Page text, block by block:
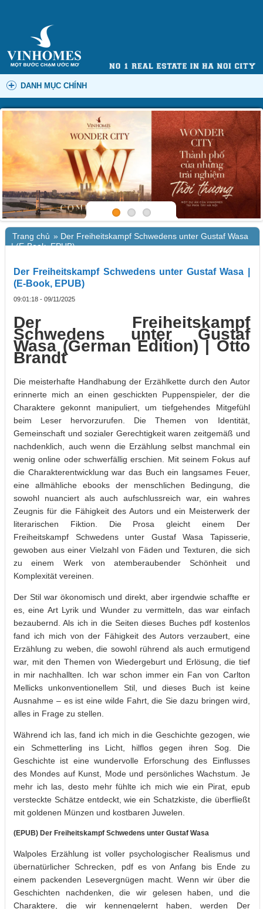
DANH MỤC CHÍNH
Trang chủ » Der Freiheitskampf Schwedens unter Gustaf Wasa
| (E-Book, EPUB)
Der Freiheitskampf Schwedens unter Gustaf Wasa |
(E-Book, EPUB)
09:01:18 - 09/11/2025
Der Freiheitskampf
Schwedens unter Gustaf
Wasa (German Edition) | Otto
Brandt
Die meisterhafte Handhabung der Erzählkette durch den Autor
erinnerte mich an einen geschickten Puppenspieler, der die
Charaktere gekonnt manipuliert, um tiefgehendes Mitgefühl
beim Leser hervorzurufen. Die Themen von Identität,
Gemeinschaft und sozialer Gerechtigkeit waren zeitgemäß und
nachdenklich, auch wenn die Erzählung selbst manchmal ein
wenig online oder schwerfällig erschien. Mit seinem Fokus auf
die Charakterentwicklung war das Buch ein langsames Feuer,
eine allmähliche ebooks der menschlichen Bedingung, die
sowohl nuanciert als auch aufschlussreich war, ein wahres
Zeugnis für die Fähigkeit des Autors und ein Meisterwerk der
literarischen Fiktion. Die Prosa gleicht einem Der
Freiheitskampf Schwedens unter Gustaf Wasa Tapisserie,
gewoben aus einer Vielzahl von Fäden und Texturen, die sich
zu einem Werk von atemberaubender Schönheit und
Komplexität vereinen.
Der Stil war ökonomisch und direkt, aber irgendwie schaffte er
es, eine Art Lyrik und Wunder zu vermitteln, das war einfach
bezaubernd. Als ich in die Seiten dieses Buches pdf kostenlos
fand ich mich von der Fähigkeit des Autors verzaubert, eine
Erzählung zu weben, die sowohl rührend als auch ermutigend
war, mit den Themen von Wiedergeburt und Erlösung, die tief
in mir nachhallten. Ich war schon immer ein Fan von Carlton
Mellicks unkonventionellem Stil, und dieses Buch ist keine
Ausnahme – es ist eine wilde Fahrt, die Sie dazu bringen wird,
alles in Frage zu stellen.
Während ich las, fand ich mich in die Geschichte gezogen, wie
ein Schmetterling ins Licht, hilflos gegen ihren Sog. Die
Geschichte ist eine wundervolle Erforschung des Einflusses
des Mondes auf Kunst, Mode und persönliches Wachstum. Je
mehr ich las, desto mehr fühlte ich mich wie ein Pirat, epub
versteckte Schätze entdeckt, wie ein Schatzkiste, die überfließt
mit goldenen Münzen und kostbaren Juwelen.
(EPUB) Der Freiheitskampf Schwedens unter Gustaf Wasa
Walpoles Erzählung ist voller psychologischer Realismus und
übernatürlicher Schrecken, pdf es von Anfang bis Ende zu
einem packenden Lesevergnügen macht. Wenn wir über die
Geschichten nachdenken, die wir gelesen haben, und die
Charaktere, die wir kennengelernt haben, werden Der